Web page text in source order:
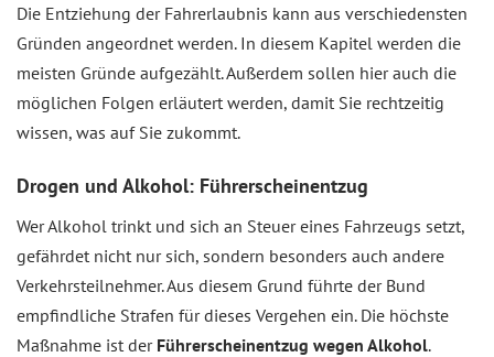
Die Entziehung der Fahrerlaubnis kann aus verschiedensten
Gründen angeordnet werden. In diesem Kapitel werden die
meisten Gründe aufgezählt. Außerdem sollen hier auch die
möglichen Folgen erläutert werden, damit Sie rechtzeitig
wissen, was auf Sie zukommt.
Drogen und Alkohol: Führerscheinentzug
Wer Alkohol trinkt und sich an Steuer eines Fahrzeugs setzt,
gefährdet nicht nur sich, sondern besonders auch andere
Verkehrsteilnehmer. Aus diesem Grund führte der Bund
empfindliche Strafen für dieses Vergehen ein. Die höchste
Maßnahme ist der Führerscheinentzug wegen Alkohol.